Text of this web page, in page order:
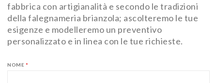
fabbrica con artigianalità e secondo le tradizioni
della falegnameria brianzola; ascolteremo le tue
esigenze e modelleremo un preventivo
personalizzato e in linea con le tue richieste.
NOME *